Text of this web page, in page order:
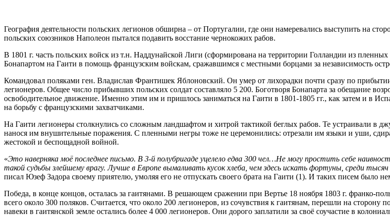
География деятельности польских легионов обширна – от Португалии, где они намеревались выступить на
польских союзников Наполеон пытался подавить восстание чернокожих рабов.
В 1801 г. часть польских войск из т.н. Наддунайской Лиги (сформирована на территории Голландии из
Бонапартом на Гаити в помощь французским войскам, сражавшимся с местными борцами за независимость
Командовал поляками ген. Владислав Франтишек Яблоновский. Он умер от лихорадки почти сразу по
легионеров. Общее число прибывших польских солдат составляло 5 200. Боготворя Бонапарта за обещание
освободительное движение. Именно этим им и пришлось заниматься на Гаити в 1801-1805 гг., как затем и в
на борьбу с французскими захватчиками.
На Гаити легионеры столкнулись со сложным ландшафтом и хитрой тактикой беглых рабов. Те устраивали в
нанося им внушительные поражения. С пленными негры тоже не церемонились: отрезали им языки и уши,
жестокой и беспощадной войной.
«Это наверняка моё последнее письмо. В 3-й полубригаде уцелело едва 300 чел…Не могу простить себе
такой судьбы злейшему врагу. Лучше в Европе вымаливать кусок хлеба, чем здесь искать фортуны, среди
писал Юзеф Задора своему приятелю, умоляя его не отпускать своего брата на Гаити (1). И таких писем было
Победа, в конце концов, осталась за гаитянами. В решающем сражении при Вертье 18 ноября 1803 г. франко-
всего около 300 поляков. Считается, что около 200 легионеров, из сочувствия к гаитянам, перешли на сторону
навеки в гаитянской земле остались более 4 000 легионеров. Они дорого заплатили за своё соучастие в